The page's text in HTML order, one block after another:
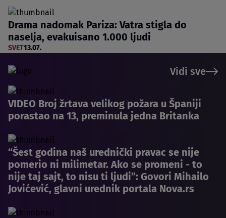
Drama nadomak Pariza: Vatra stigla do
naselja, evakuisano 1.000 ljudi
SVET13.07.
Vidi sve
VIDEO Broj žrtava velikog požara u Španiji
porastao na 13, preminula jedna Britanka
“Šest godina naš urednički pravac se nije
pomerio ni milimetar. Ako se promeni - to
nije taj sajt, to nisu ti ljudi”: Govori Mihailo
Jovićević, glavni urednik portala Nova.rs